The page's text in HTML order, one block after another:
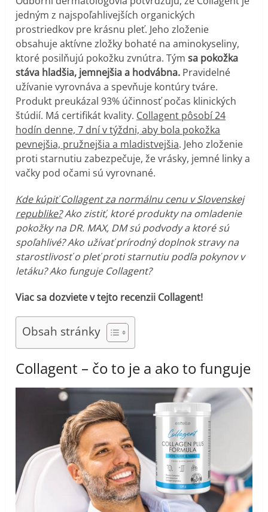
jedným z najspoľahlivejších organických
prostriedkov pre krásnu pleť. Jeho zloženie
obsahuje aktívne zložky bohaté na aminokyseliny,
ktoré posilňujú pokožku zvnútra. Týmsa pokožka
stáva hladšia, jemnejšia a hodvábna. Pravidelné
užívanie vyrovnáva a spevňuje kontúry tváre.
Produkt preukázal 93% účinnosť počas klinických
štúdií. Má certifikát kvality. Collagent pôsobí 24
hodín denne, 7 dní v týždni, aby bola pokožka
pevnejšia, pružnejšia a mladistvejšia. Jeho zloženie
proti starnutiu zabezpečuje, že vrásky, jemné linky a
vačky pod očami sú vyrovnané.
Kde kúpiť Collagent za normálnu cenu v Slovenskej
republike?Ako zistiť, ktoré produkty na omladenie
pokožky na DR. MAX, DM sú podvody a ktoré sú
spoľahlivé? Ako užívať prírodný doplnok stravy na
starostlivosť o pleť proti starnutiu podľa pokynov v
letáku? Ako funguje Collagent?
Viac sa dozviete v tejto recenzii Collagent!
Obsah stránky
Collagent – čo to je a ako to funguje